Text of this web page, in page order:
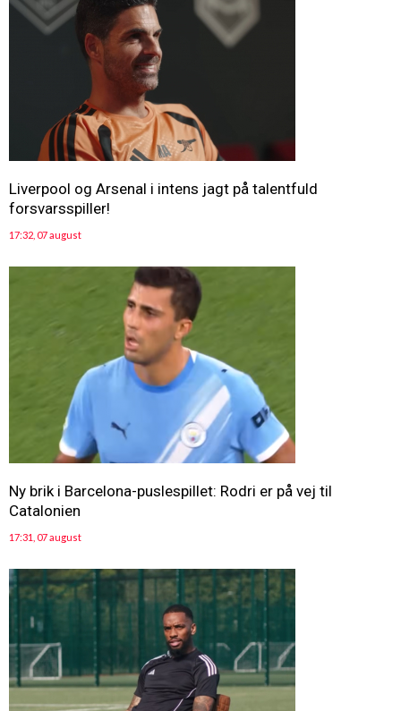
Liverpool og Arsenal i intens jagt på talentfuld
forsvarsspiller!
17:32, 07 august
Ny brik i Barcelona-puslespillet: Rodri er på vej til
Catalonien
17:31, 07 august